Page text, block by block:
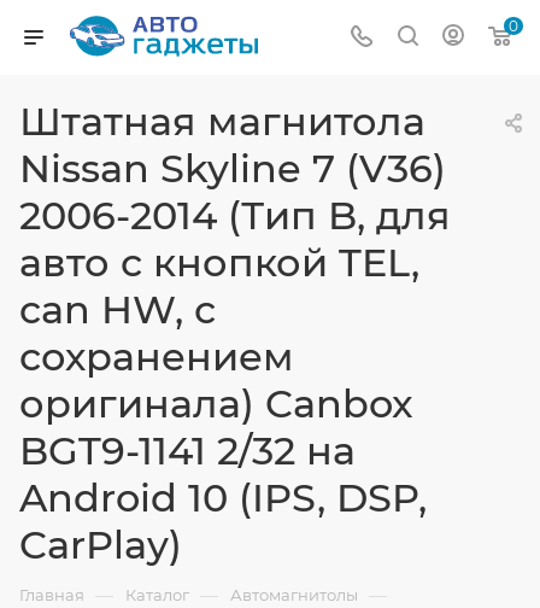
0
Штатная магнитола
Nissan Skyline 7 (V36)
2006-2014 (Тип B, для
авто с кнопкой TEL,
can HW, с
сохранением
оригинала) Canbox
BGT9-1141 2/32 на
Android 10 (IPS, DSP,
CarPlay)
Главная — Каталог — Автомагнитолы —